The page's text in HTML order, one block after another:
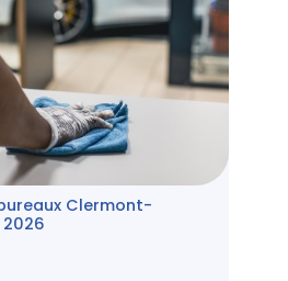
Clermont-
2026